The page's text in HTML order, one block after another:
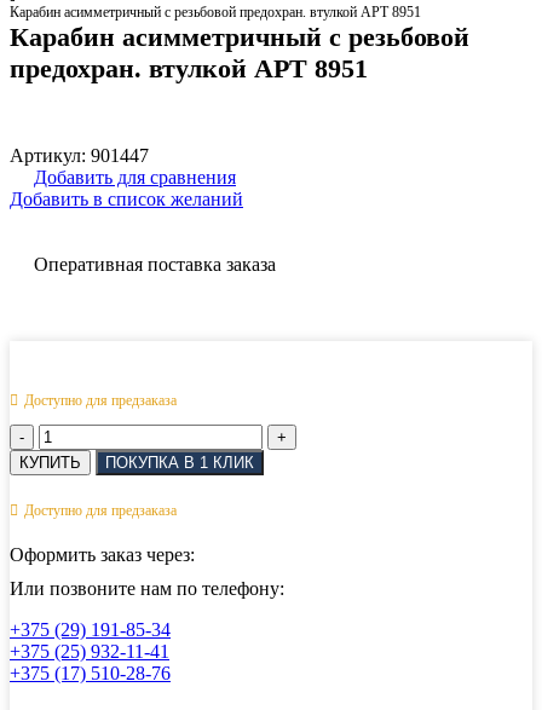
Карабин асимметричный с резьбовой предохран. втулкой АРТ 8951
Карабин асимметричный с резьбовой
предохран. втулкой АРТ 8951
Артикул: 901447
Добавить для сравнения
Добавить в список желаний
Оперативная поставка заказа
Доступно для предзаказа
Количество
товара
Карабин
с
предохран.
втулкой
8951
КУПИТЬ ПОКУПКА В 1 КЛИК
Доступно для предзаказа
Оформить заказ через:
Или позвоните нам по телефону:
+375 (29) 191-85-34
+375 (25) 932-11-41
+375 (17) 510-28-76